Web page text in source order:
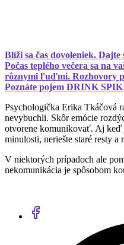
Blíži sa čas dovoleniek.
Počas teplého večera sa na
rôznymi ľuďmi. Rozhovory
Poznáte pojem DRINK
Psychologička Erika Tkáčová
nevybuchli. Skôr emócie
otvorene komunikovať. Aj keď
minulosti, neriešte staré resty a
V niektorých prípadoch ale
nekomunikácia je spôsobom